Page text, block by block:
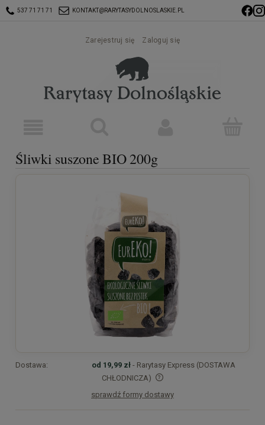
537 71 71 71 KONTAKT@RARYTASYDOLNOSLASKIE.PL
Zarejestruj się Zaloguj się
Śliwki suszone BIO 200g
Dostawa: od 19,99 zł - Rarytasy Express (DOSTAWA
CHŁODNICZA)
Cena nie zawiera ewentualnych kosztów płatności
sprawdź formy dostawy